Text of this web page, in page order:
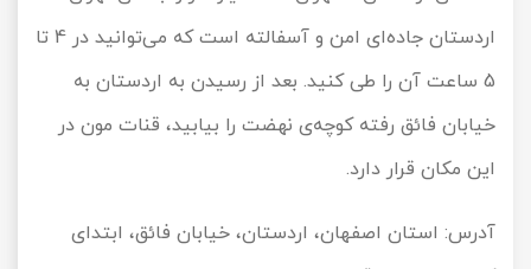
اردستان جاده‌ای امن و آسفالته است که می‌توانید در 4 تا
5 ساعت آن را طی کنید. بعد از رسیدن به اردستان به
خیابان فائق رفته کوچه‌ی نهضت را بیابید، قنات مون در
این مکان قرار دارد.
آدرس: استان اصفهان، اردستان، خیابان فائق، ابتدای